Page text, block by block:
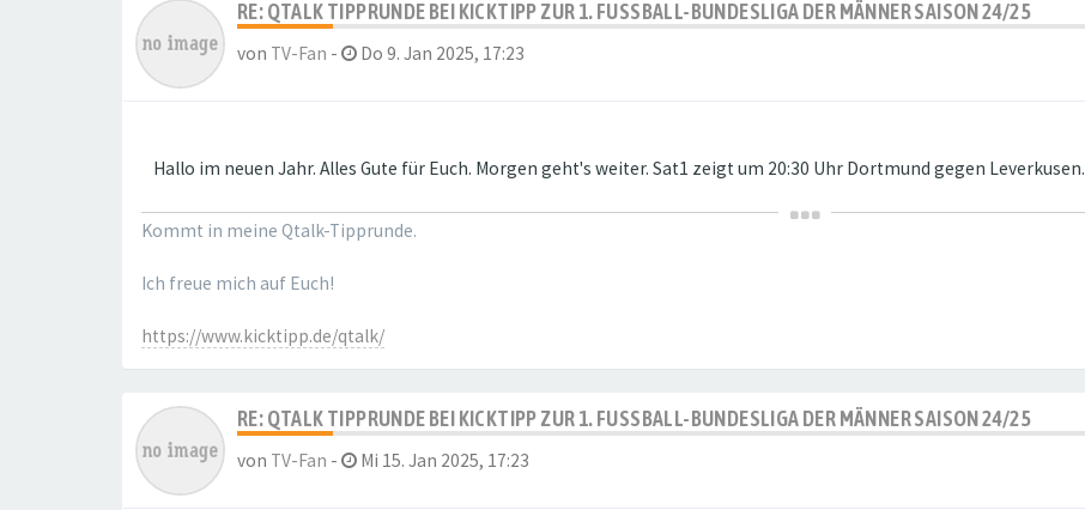
RE: QTALK TIPPRUNDE BEI KICKTIPP ZUR 1. FUSSBALL-BUNDESLIGA DER MÄNNER SAISON 24/25
von TV-Fan - Do 9. Jan 2025, 17:23
Hallo im neuen Jahr. Alles Gute für Euch. Morgen geht's weiter. Sat1 zeigt um 20:30 Uhr Dortmund gegen Leverkusen.
Kommt in meine Qtalk-Tipprunde.
Ich freue mich auf Euch!
https://www.kicktipp.de/qtalk/
RE: QTALK TIPPRUNDE BEI KICKTIPP ZUR 1. FUSSBALL-BUNDESLIGA DER MÄNNER SAISON 24/25
von TV-Fan - Mi 15. Jan 2025, 17:23